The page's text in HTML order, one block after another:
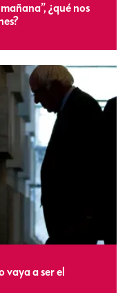
¿qué nos
a ser el